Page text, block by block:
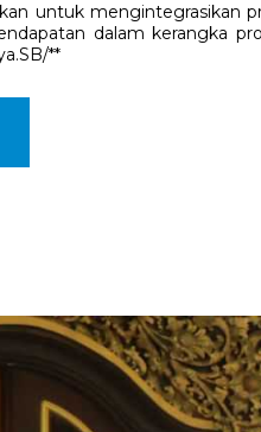
untuk mengintegrasikan
dalam kerangka
**